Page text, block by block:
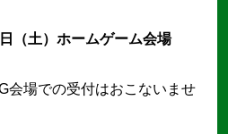
（土）ホームゲーム会場
会場での受付はおこないませ